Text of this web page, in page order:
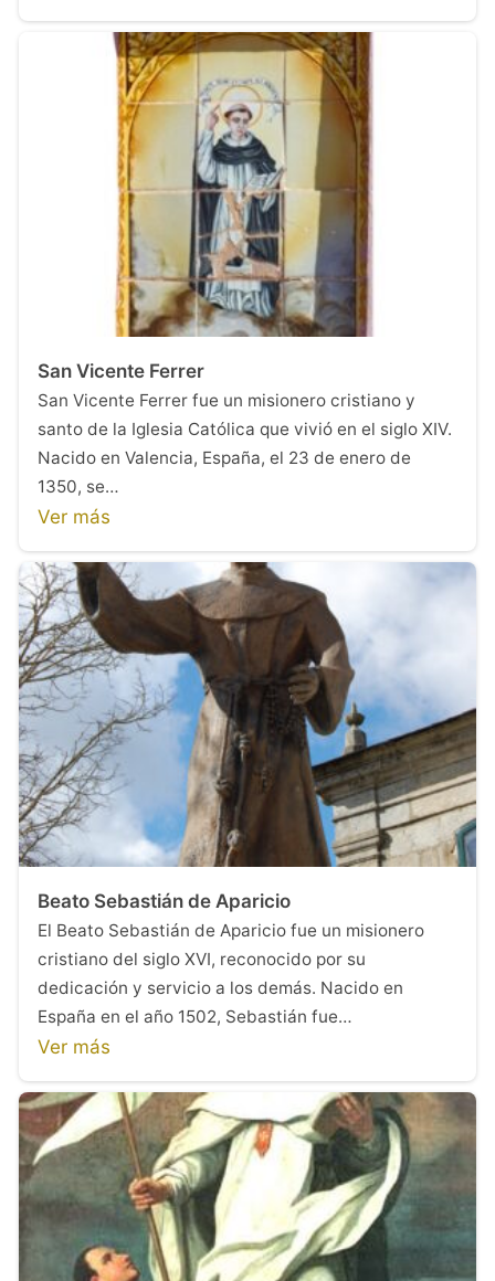
San Vicente Ferrer
San Vicente Ferrer fue un misionero cristiano y
santo de la Iglesia Católica que vivió en el siglo XIV.
Nacido en Valencia, España, el 23 de enero de
1350, se…
Ver más
Beato Sebastián de Aparicio
El Beato Sebastián de Aparicio fue un misionero
cristiano del siglo XVI, reconocido por su
dedicación y servicio a los demás. Nacido en
España en el año 1502, Sebastián fue…
Ver más